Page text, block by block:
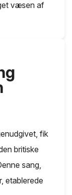
væsen af
fik
britiske
sang,
etablerede